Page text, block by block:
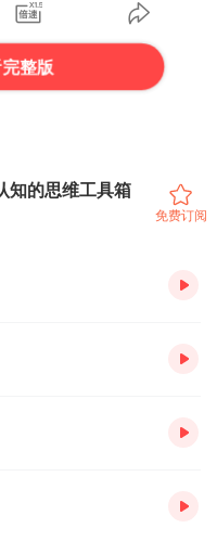
整版
知的思维工具箱
免费订阅